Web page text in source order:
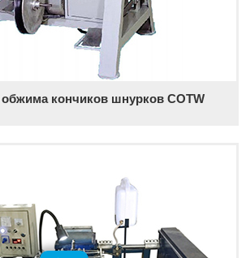
кончиков шнурков COTW